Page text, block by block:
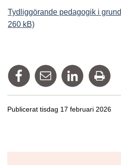
Tydliggörande pedagogik i
260 kB)
Dela på Facebook
Tipsa via mail
Dela på
Publicerat tisdag 17 februari 2026